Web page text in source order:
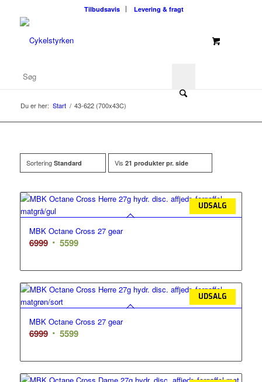
Tilbudsavis Levering & fragt
Du er her: Start / 43-622 (700x43C)
Sortering Standard Vis 21 produkter pr. side
UDSALG
MBK Octane Cross 27 gear
6999 Den
pris
var:
6999.
5599Den
pris
er:
UDSALG
MBK Octane Cross 27 gear
6999 Den
pris
var:
5599Den
pris
er: